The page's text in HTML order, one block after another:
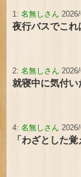
1:名無しさん
夜行バスでこ
2:名無しさん
就寝中に気付い
4:名無しさん
「わざとした